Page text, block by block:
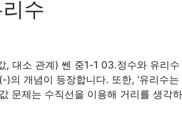
수
대소 관계) 쎈 중1-1 03.정수와 유리
의 개념이 등장합니다. 또한, ‘유리수
문제는 수직선을 이용해 거리를 생각